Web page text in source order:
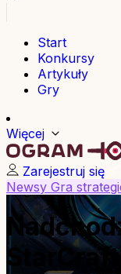
Start
Konkursy
Artykuły
Gry
Więcej
Zarejestruj się
Newsy Gra
StarCraft!